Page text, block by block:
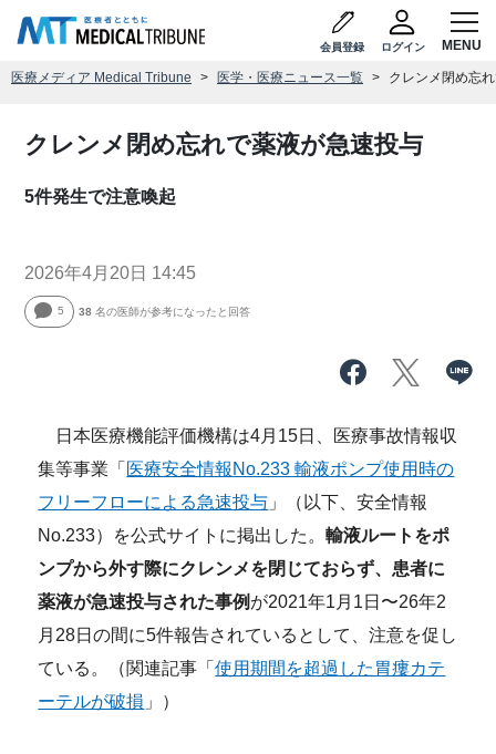
会員登録 ログイン
医療メディア Medical Tribune 医学・医療ニュース一覧 クレンメ閉め忘
クレンメ閉め忘れで薬液が急速投与
5件発生で注意喚起
2026年4月20日 14:45
5 38 名の医師が参考になったと回答
日本医療機能評価機構は4月15日、医療事故情報収
集等事業「 医療安全情報No.233 輸液ポンプ使用時の
フリーフローによる急速投与 」（以下、安全情報
No.233）を公式サイトに掲出した。輸液ルートをポ
ンプから外す際にクレンメを閉じておらず、患者に
薬液が急速投与された事例 が2021年1月1日〜26年2
月28日の間に5件報告されているとして、注意を促し
ている。（関連記事「使用期間を超過した胃瘻カテ
ーテルが破損 」）